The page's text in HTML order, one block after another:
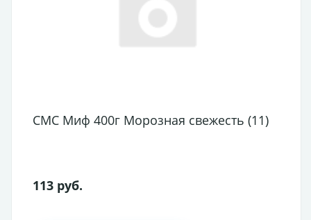
СМС Миф 400г Морозная свежесть (11)
113 руб.